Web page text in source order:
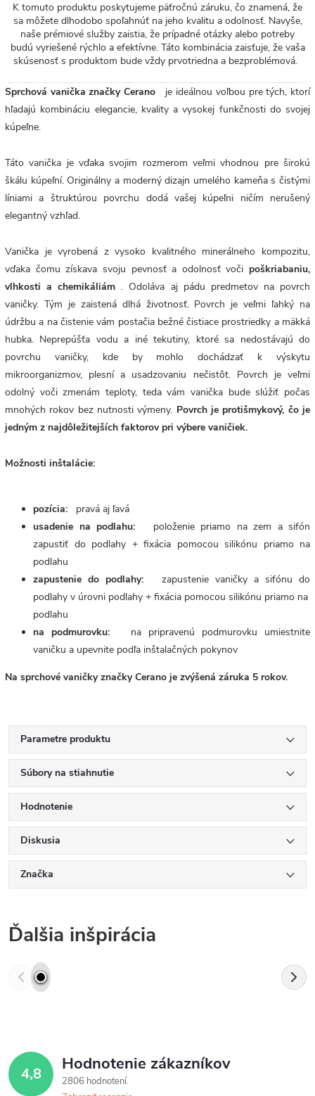
K tomuto produktu poskytujeme päťročnú záruku, čo znamená, že
sa môžete dlhodobo spoľahnúť na jeho kvalitu a odolnosť. Navyše,
naše prémiové služby zaistia, že prípadné otázky alebo potreby
budú vyriešené rýchlo a efektívne. Táto kombinácia zaisťuje, že vaša
skúsenosť s produktom bude vždy prvotriedna a bezproblémová.
Sprchová vanička značky Cerano
je ideálnou voľbou pre tých, ktorí
hľadajú kombináciu elegancie, kvality a vysokej funkčnosti do svojej
kúpeľne.
Táto vanička je vďaka svojim rozmerom veľmi vhodnou pre širokú
škálu kúpeľní. Originálny a moderný dizajn umelého kameňa s čistými
líniami a štruktúrou povrchu dodá vašej kúpeľni ničím nerušený
elegantný vzhľad.
Vanička je vyrobená z vysoko kvalitného minerálneho kompozitu,
vďaka čomu získava svoju pevnosť a odolnosť voči poškriabaniu,
vlhkosti a chemikáliám . Odoláva aj pádu predmetov na povrch
vaničky. Tým je zaistená dlhá životnosť. Povrch je veľmi ľahký na
údržbu a na čistenie vám postačia bežné čistiace prostriedky a mäkká
hubka. Neprepúšťa vodu a iné tekutiny, ktoré sa nedostávajú do
povrchu vaničky, kde by mohlo dochádzať k výskytu
mikroorganizmov, plesní a usadzovaniu nečistôt. Povrch je veľmi
odolný voči zmenám teploty, teda vám vanička bude slúžiť počas
mnohých rokov bez nutnosti výmeny. Povrch je protišmykový, čo je
jedným z najdôležitejších faktorov pri výbere vaničiek.
Možnosti inštalácie:
pozícia:
pravá aj ľavá
usadenie na podlahu:
položenie priamo na zem a sifón
zapustiť do podlahy + fixácia pomocou silikónu priamo na
podlahu
zapustenie do podlahy:
zapustenie vaničky a sifónu do
podlahy v úrovni podlahy + fixácia pomocou silikónu priamo na
podlahu
na podmurovku:
na pripravenú podmurovku umiestnite
vaničku a upevnite podľa inštalačných pokynov
Na sprchové vaničky značky Cerano je zvýšená záruka 5 rokov.
Parametre produktu
Súbory na stiahnutie
Hodnotenie
Diskusia
Značka
Ďalšia inšpirácia
4,8 Hodnotenie zákazníkov
2806 hodnotení